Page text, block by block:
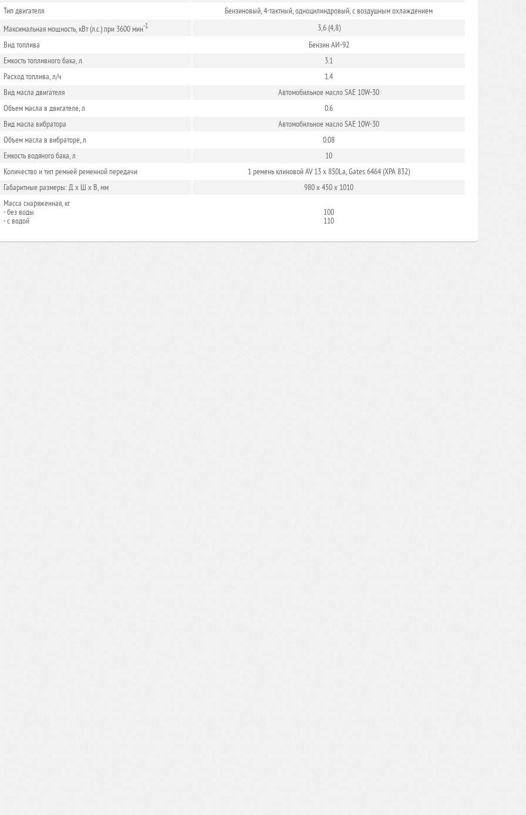
Тип двигателя
Бензиновый, 4-тактный, одноцилиндровый, с воздушным охлаждением
Максимальная мощность, кВт (л.с.) при 3600 мин-1
3,6 (4,8)
Вид топлива
Бензин АИ-92
Емкость топливного бака, л
3.1
Расход топлива, л/ч
1.4
Вид масла двигателя
Автомобильное масло SAE 10W-30
Объем масла в двигателе, л
0.6
Вид масла вибратора
Автомобильное масло SAE 10W-30
Объем масла в вибраторе, л
0.08
Емкость водяного бака, л
10
Количество и тип ремней ременной передачи
1 ремень клиновой AV 13 x 850La, Gates 6464 (XPA 832)
Габаритные размеры: Д x Ш x В, мм
980 х 450 х 1010
Масса снаряженная, кг
- без воды
- с водой
100
110